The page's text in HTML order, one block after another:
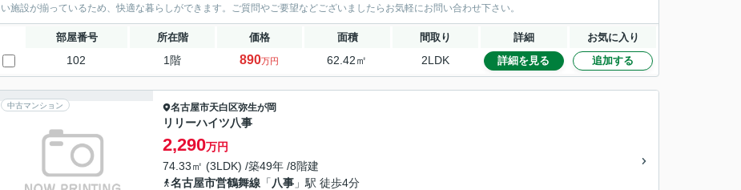
い施設が揃っているため、快適な暮らしができます。ご質問やご要望などございましたらお気軽にお問い合わせ下さい。
部屋番号 所在階 価格 面積 間取り 詳細 お気に入り
102 1階 890万円 62.42㎡ 2LDK 詳細を見る 追加する
中古マンション 名古屋市天白区弥生が岡
リリーハイツ八事
2,290万円
74.33㎡ (3LDK) /築49年 /8階建
名古屋市営鶴舞線 「 八事 」駅 徒歩4分